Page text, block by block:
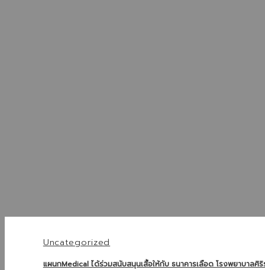
Uncategorized
แผนกMedical ได้ร่วมสนับสนุนเสื้อให้กับ ธนาคารเลือด โรงพยาบาลศิริ